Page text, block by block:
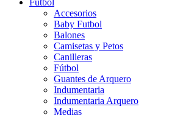
Accesorios
Baby Futbol
Balones
Camisetas y Petos
Canilleras
Fútbol
Guantes de Arquero
Indumentaria
Indumentaria Arquero
Medias